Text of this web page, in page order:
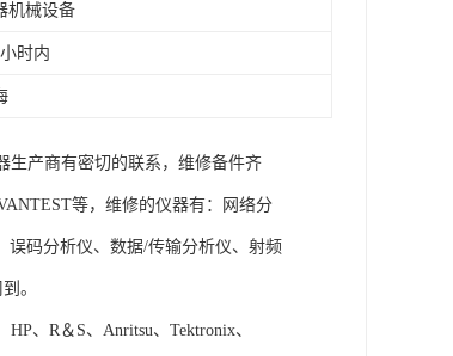
机械设备
时内
生产商有密切的联系，维修备件齐
等，维修的仪器有：网络分
码分析仪、数据/传输分析仪、射频
。
、R＆S、Anritsu、Tektronix、